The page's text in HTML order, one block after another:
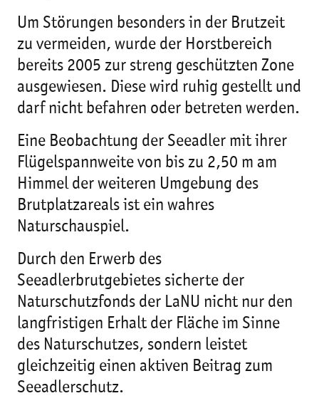
Um Störungen besonders in der Brutzeit
zu vermeiden, wurde der Horstbereich
bereits 2005 zur streng geschützten Zone
ausgewiesen. Diese wird ruhig gestellt und
darf nicht befahren oder betreten werden.
Eine Beobachtung der Seeadler mit ihrer
Flügelspannweite von bis zu 2,50 m am
Himmel der weiteren Umgebung des
Brutplatzareals ist ein wahres
Naturschauspiel.
Durch den Erwerb des
Seeadlerbrutgebietes sicherte der
Naturschutzfonds der LaNU nicht nur den
langfristigen Erhalt der Fläche im Sinne
des Naturschutzes, sondern leistet
gleichzeitig einen aktiven Beitrag zum
Seeadlerschutz.